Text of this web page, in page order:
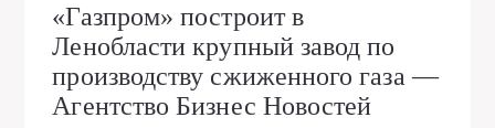
«Газпром» построит в
Ленобласти крупный завод по
производству сжиженного газа —
Агентство Бизнес Новостей